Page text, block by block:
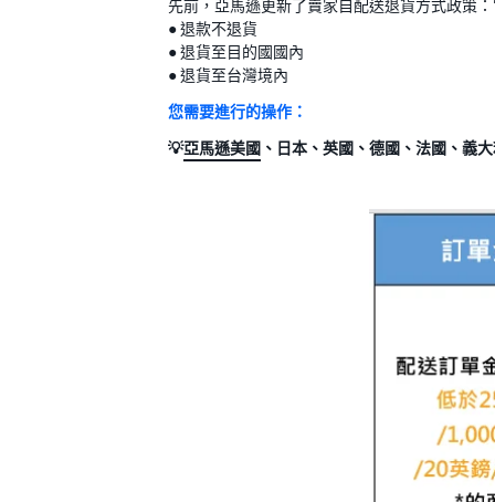
先前，亞馬遜更新了賣家自配送退貨方式政策
● 退款不退貨
● 退貨至目的國國內
● 退貨至台灣境內
您需要進行的操作：
💡亞馬遜美國 、日本、英國、德國、法國、義